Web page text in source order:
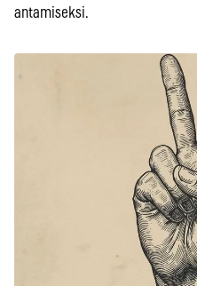
antamiseksi.